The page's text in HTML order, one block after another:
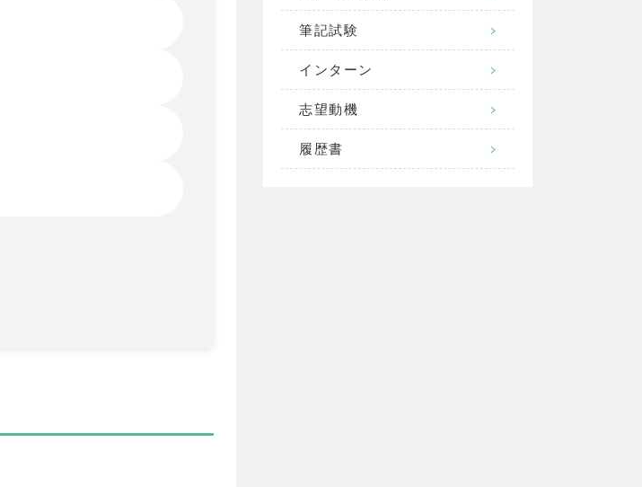
筆記試験
インターン
志望動機
履歴書